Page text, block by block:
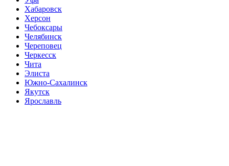
Хабаровск
Херсон
Чебоксары
Челябинск
Череповец
Черкесск
Чита
Элиста
Южно-Сахалинск
Якутск
Ярославль